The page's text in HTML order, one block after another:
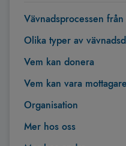
Vävnadsprocessen
Olika typer av
Vem kan donera
Vem kan vara mottagare
Organisation
Mer hos oss